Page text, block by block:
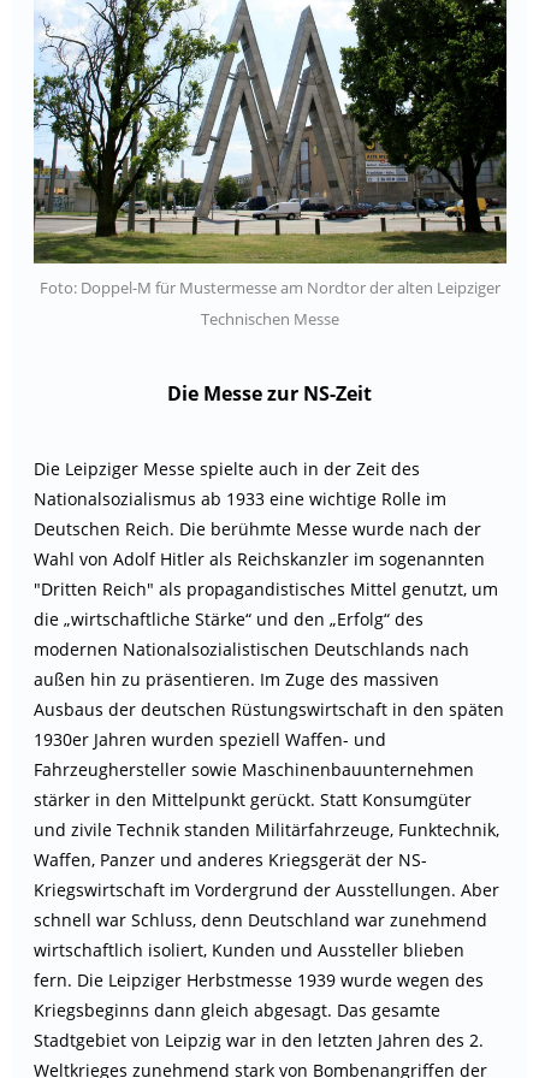
Foto: Doppel-M für Mustermesse am Nordtor der alten Leipziger
Technischen Messe
Die Messe zur NS-Zeit
Die Leipziger Messe spielte auch in der Zeit des
Nationalsozialismus ab 1933 eine wichtige Rolle im
Deutschen Reich. Die berühmte Messe wurde nach der
Wahl von Adolf Hitler als Reichskanzler im sogenannten
"Dritten Reich" als propagandistisches Mittel genutzt, um
die „wirtschaftliche Stärke“ und den „Erfolg“ des
modernen Nationalsozialistischen Deutschlands nach
außen hin zu präsentieren. Im Zuge des massiven
Ausbaus der deutschen Rüstungswirtschaft in den späten
1930er Jahren wurden speziell Waffen- und
Fahrzeughersteller sowie Maschinenbauunternehmen
stärker in den Mittelpunkt gerückt. Statt Konsumgüter
und zivile Technik standen Militärfahrzeuge, Funktechnik,
Waffen, Panzer und anderes Kriegsgerät der NS-
Kriegswirtschaft im Vordergrund der Ausstellungen. Aber
schnell war Schluss, denn Deutschland war zunehmend
wirtschaftlich isoliert, Kunden und Aussteller blieben
fern. Die Leipziger Herbstmesse 1939 wurde wegen des
Kriegsbeginns dann gleich abgesagt. Das gesamte
Stadtgebiet von Leipzig war in den letzten Jahren des 2.
Weltkrieges zunehmend stark von Bombenangriffen der